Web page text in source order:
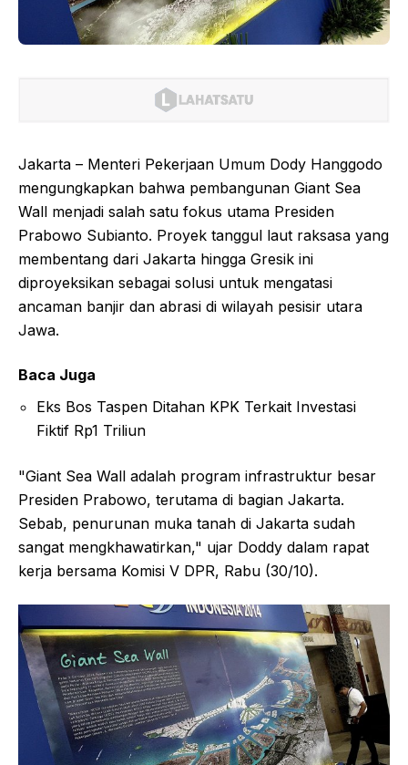
Jakarta – Menteri Pekerjaan Umum Dody Hanggodo
mengungkapkan bahwa pembangunan Giant Sea
Wall menjadi salah satu fokus utama Presiden
Prabowo Subianto. Proyek tanggul laut raksasa yang
membentang dari Jakarta hingga Gresik ini
diproyeksikan sebagai solusi untuk mengatasi
ancaman banjir dan abrasi di wilayah pesisir utara
Jawa.
Baca Juga
Eks Bos Taspen Ditahan KPK Terkait Investasi
Fiktif Rp1 Triliun
"Giant Sea Wall adalah program infrastruktur besar
Presiden Prabowo, terutama di bagian Jakarta.
Sebab, penurunan muka tanah di Jakarta sudah
sangat mengkhawatirkan," ujar Doddy dalam rapat
kerja bersama Komisi V DPR, Rabu (30/10).